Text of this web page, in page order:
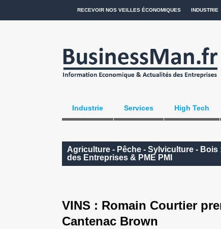
RECEVOIR NOS VEILLES ÉCONOMIQUES INDUSTRIE
Industrie Services High Tech
Agriculture - Pêche - Sylviculture -
des Entreprises & PME PMI
VINS : Romain Courtier
Cantenac Brown